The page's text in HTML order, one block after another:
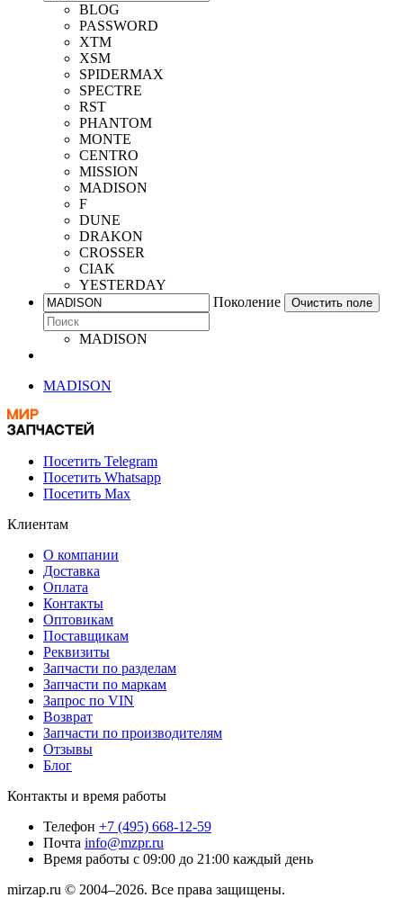
BLOG
PASSWORD
XTM
XSM
SPIDERMAX
SPECTRE
RST
PHANTOM
MONTE
CENTRO
MISSION
MADISON
F
DUNE
DRAKON
CROSSER
CIAK
YESTERDAY
Поколение
Очистить поле
MADISON
MADISON
Посетить Telegram
Посетить Whatsapp
Посетить Max
Клиентам
О компании
Доставка
Оплата
Контакты
Оптовикам
Поставщикам
Реквизиты
Запчасти по разделам
Запчасти по маркам
Запрос по VIN
Возврат
Запчасти по производителям
Отзывы
Блог
Контакты и время работы
Телефон +7 (495) 668-12-59
Почта info@mzpr.ru
Время работы с 09:00 до 21:00 каждый день
mirzap.ru © 2004–2026. Все права защищены.